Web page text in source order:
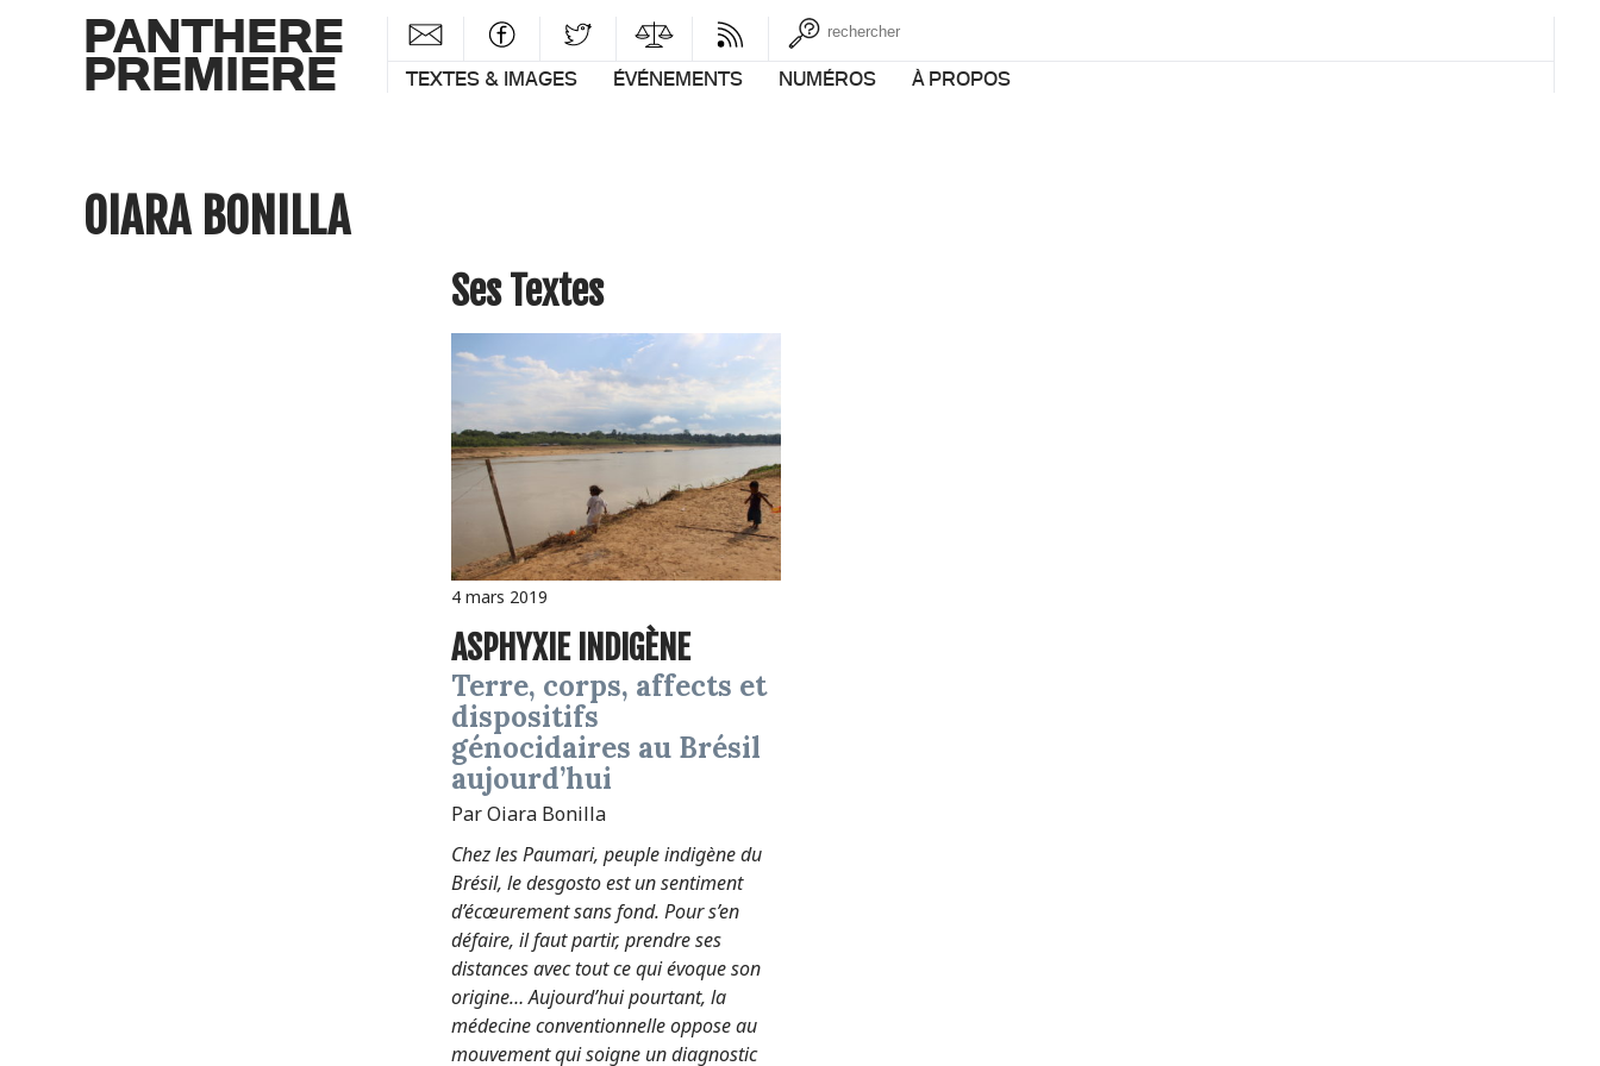
PANTHERE
PREMIERE TEXTES & IMAGES ÉVÉNEMENTS NUMÉROS À PROPOS
OIARA BONILLA
Ses Textes
4 mars 2019
ASPHYXIE INDIGÈNE
Terre, corps, affects et
dispositifs
génocidaires au Brésil
aujourd’hui
Par Oiara Bonilla
Chez les Paumari, peuple indigène du
Brésil, le desgosto est un sentiment
d’écœurement sans fond. Pour s’en
défaire, il faut partir, prendre ses
distances avec tout ce qui évoque son
origine… Aujourd’hui pourtant, la
médecine conventionnelle oppose au
mouvement qui soigne un diagnostic